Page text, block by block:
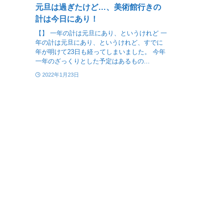
元旦は過ぎたけど…、美術館行きの
計は今日にあり！
【】 一年の計は元旦にあり、というけれど 一
年の計は元旦にあり、というけれど、すでに
年が明けて23日も経ってしまいました。 今年
一年のざっくりとした予定はあるもの...
2022年1月23日